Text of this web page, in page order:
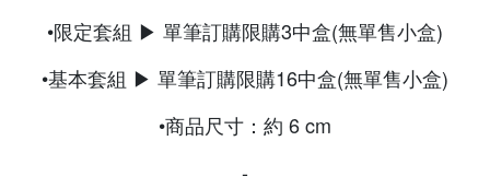
•限定套組 ▶ 單筆訂購限購3中盒(無單售小盒)
•基本套組 ▶ 單筆訂購限購16中盒(無單售小盒)
•商品尺寸：約 6 cm
-